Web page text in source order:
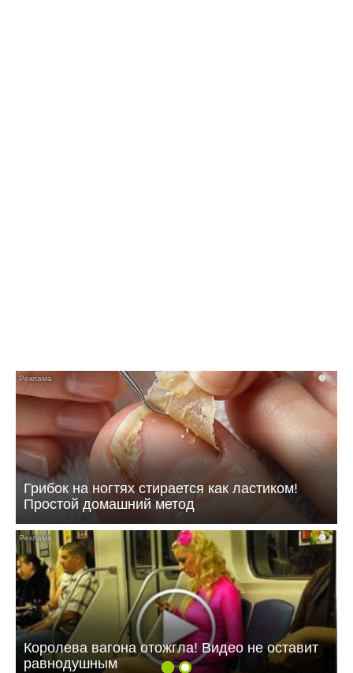
i
Грибок на ногтях стирается как ластиком!
Простой домашний метод
i
Королева вагона отожгла! Видео не оставит
равнодушным